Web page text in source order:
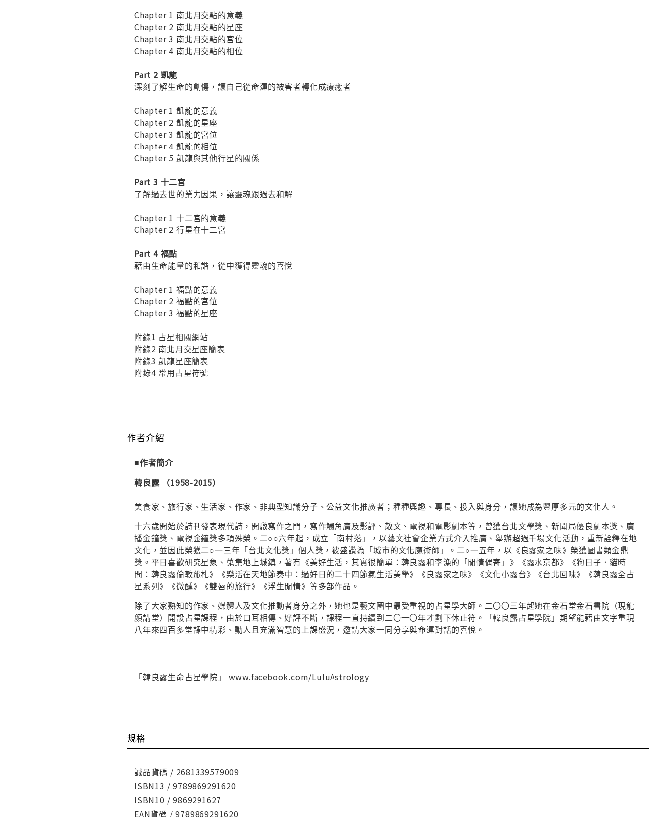
Chapter 1 南北月交點的意義
Chapter 2 南北月交點的星座
Chapter 3 南北月交點的宮位
Chapter 4 南北月交點的相位
Part 2 凱龍
深刻了解生命的創傷，讓自己從命運的被害者轉化成療癒者
Chapter 1 凱龍的意義
Chapter 2 凱龍的星座
Chapter 3 凱龍的宮位
Chapter 4 凱龍的相位
Chapter 5 凱龍與其他行星的關係
Part 3 十二宮
了解過去世的業力因果，讓靈魂跟過去和解
Chapter 1 十二宮的意義
Chapter 2 行星在十二宮
Part 4 福點
藉由生命能量的和諧，從中獲得靈魂的喜悅
Chapter 1 福點的意義
Chapter 2 福點的宮位
Chapter 3 福點的星座
附錄1 占星相關網站
附錄2 南北月交星座簡表
附錄3 凱龍星座簡表
附錄4 常用占星符號
作者介紹
■作者簡介
韓良露 （1958-2015）
美食家、旅行家、生活家、作家、非典型知識分子、公益文化推廣者；種種興趣、專長、投入與身分，讓她成為豐厚多元的文化人。
十六歲開始於詩刊發表現代詩，開啟寫作之門，寫作觸角廣及影評、散文、電視和電影劇本等，曾獲台北文學獎、新聞局優良劇本獎、廣
播金鐘獎、電視金鐘獎多項殊榮。二○○六年起，成立「南村落」，以藝文社會企業方式介入推廣、舉辦超過千場文化活動，重新詮釋在地
文化，並因此榮獲二○一三年「台北文化獎」個人獎，被盛讚為「城市的文化魔術師」。二○一五年，以《良露家之味》榮獲圖書類金鼎
獎。平日喜歡研究星象、蒐集地上城鎮，著有《美好生活，其實很簡單：韓良露和李漁的「閒情偶寄」》《露水京都》《狗日子．貓時
間：韓良露倫敦旅札》《樂活在天地節奏中：過好日的二十四節氣生活美學》《良露家之味》《文化小露台》《台北回味》《韓良露全占
星系列》《微醺》《雙唇的旅行》《浮生閒情》等多部作品。
除了大家熟知的作家、媒體人及文化推動者身分之外，她也是藝文圈中最受重視的占星學大師。二〇〇三年起她在金石堂金石書院（現龍
顏講堂）開設占星課程，由於口耳相傳、好評不斷，課程一直持續到二〇一〇年才劃下休止符。「韓良露占星學院」期望能藉由文字重現
八年來四百多堂課中精彩、動人且充滿智慧的上課盛況，邀請大家一同分享與命運對話的喜悅。
「韓良露生命占星學院」 www.facebook.com/LuluAstrology
規格
誠品貨碼 / 2681339579009
ISBN13 / 9789869291620
ISBN10 / 9869291627
EAN貨碼 / 9789869291620